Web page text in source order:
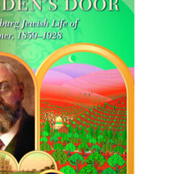
David Rechter